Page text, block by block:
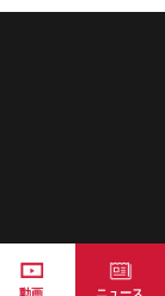
動画 ニュース